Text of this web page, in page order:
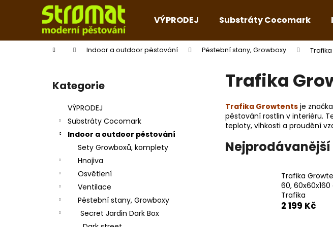
VÝPRODEJ Substráty Cocomark
Domů Indoor a outdoor pěstování Pěstební stany, Growboxy
Přeskočit
kategorie
Kategorie
VÝPRODEJ
Substráty Cocomark
Indoor a outdoor pěstování
Sety Growboxů, komplety
Hnojiva
Osvětlení
Ventilace
Pěstební stany, Growboxy
Secret Jardin Dark Box
Trafika
Trafika Growtents je
pěstování rostlin v interiéru.
teploty, vlhkosti a proudění
Nejprodávanější
Trafika
60,
Trafika
2 199 Kč
í
Zpět
do
Zpět
do
Co potřebujete
Doporučujeme